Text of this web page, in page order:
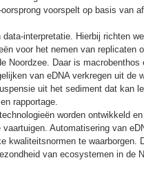
voorspelt op basis van
interpretatie. Hierbij richten
voor het nemen van replicaten
Daar is
van eDNA verkregen uit de
uit het sediment dat kan
rapportage.
worden ontwikkeld
Automatisering van
te waarborgen.
van ecosystemen in de